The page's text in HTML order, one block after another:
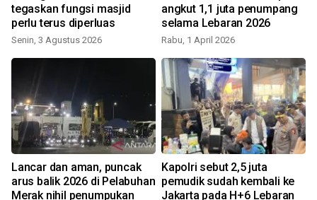
tegaskan fungsi masjid
perlu terus diperluas
Senin, 3 Agustus 2026
angkut 1,1 juta penumpang
selama Lebaran 2026
Rabu, 1 April 2026
Lancar dan aman, puncak
arus balik 2026 di Pelabuhan
Merak nihil penumpukan
Kapolri sebut 2,5 juta
pemudik sudah kembali ke
Jakarta pada H+6 Lebaran